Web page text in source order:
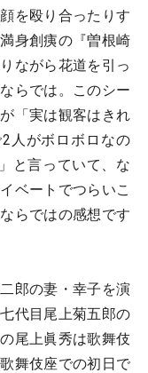
を殴り合ったりす
身創痍の『曽根崎
ながら花道を引っ
らでは。このシー
「実は観客はきれ
人がボロボロなの
と言っていて、な
ベートでつらいこ
らではの感想です
郎の妻・幸子を演
代目尾上菊五郎の
尾上眞秀は歌舞伎
舞伎座での初日で